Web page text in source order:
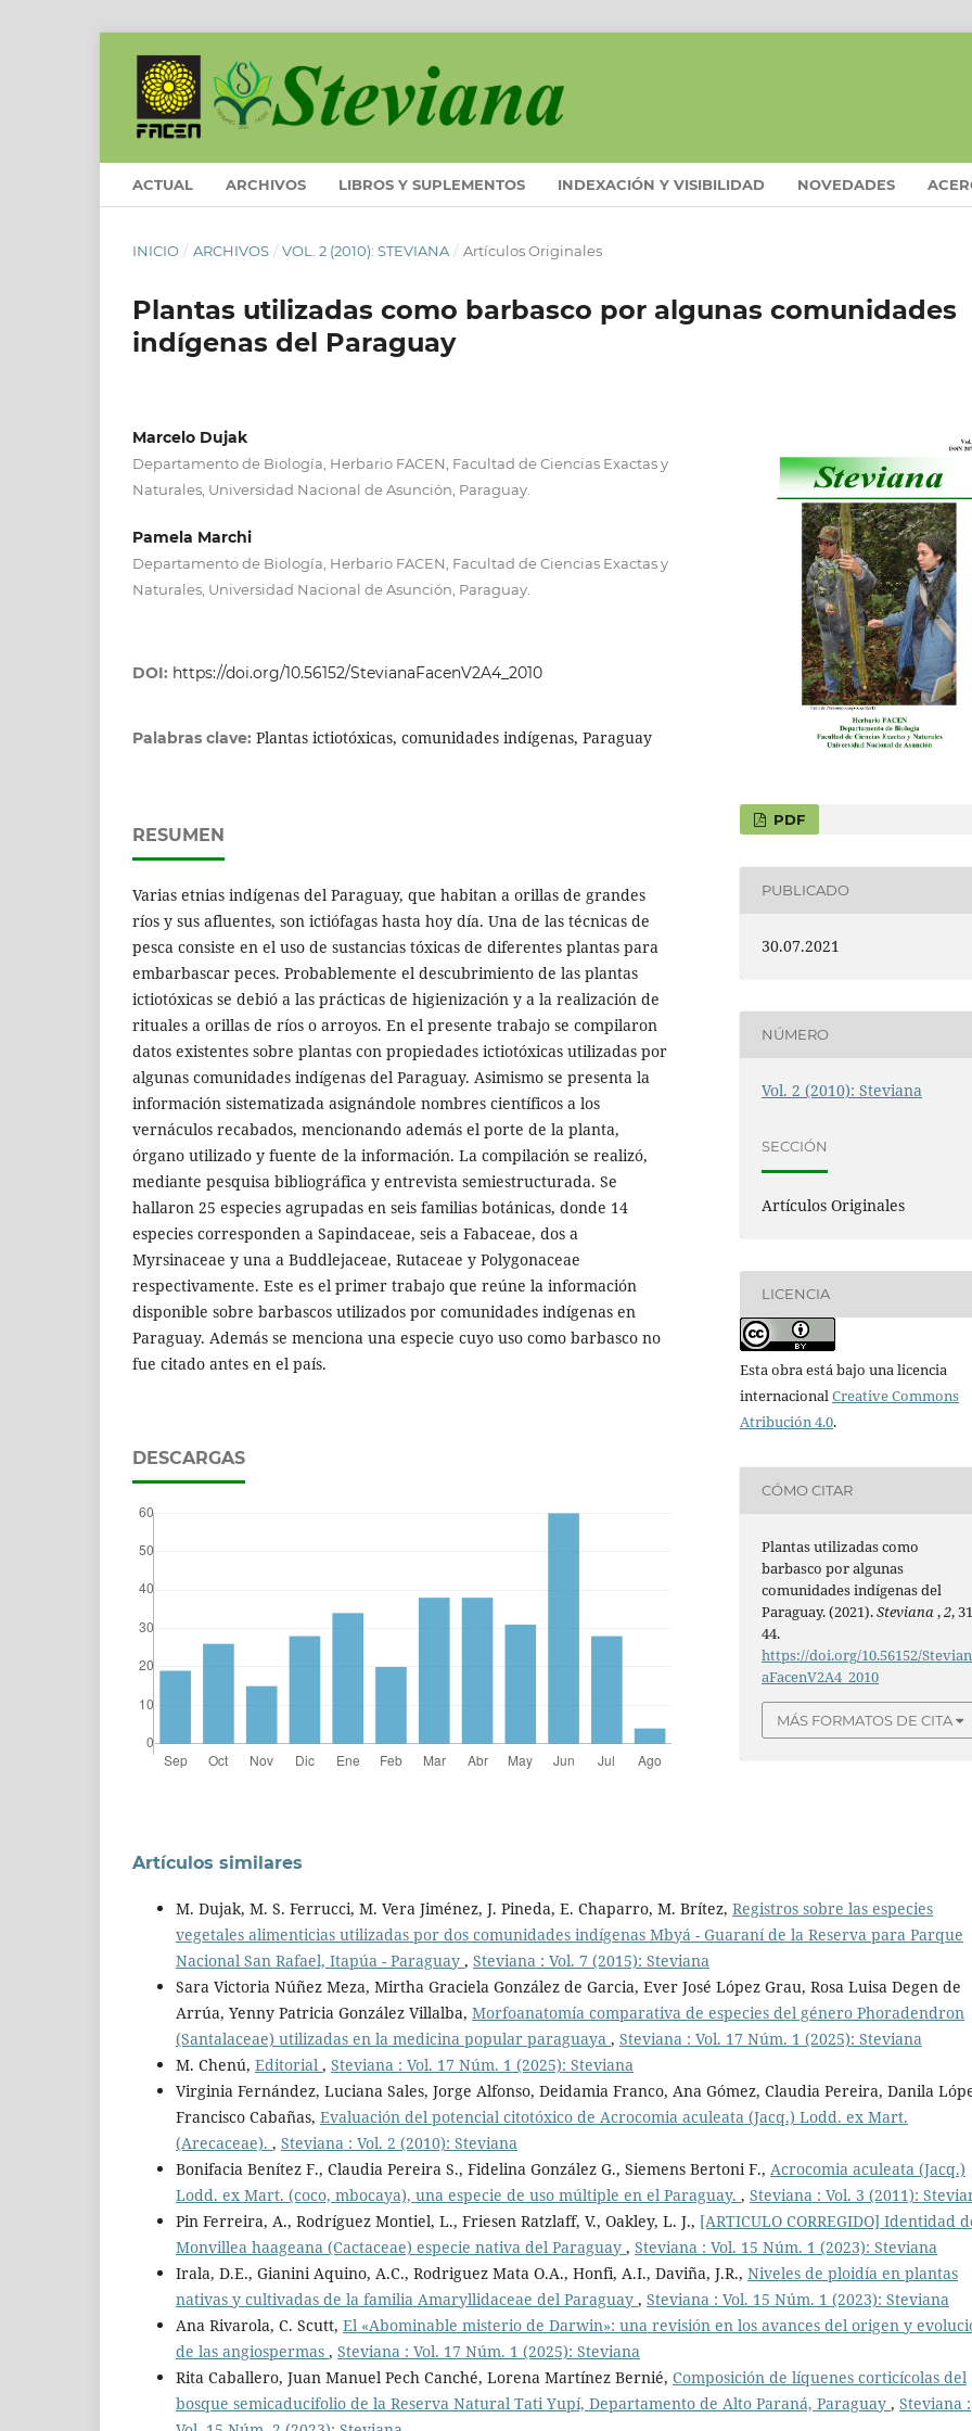
ACTUAL ARCHIVOS LIBROS Y SUPLEMENTOS INDEXACIÓN Y VISIBILIDAD NOVEDADES
INICIO / ARCHIVOS / VOL. 2 (2010): STEVIANA / Artículos Originales
Plantas utilizadas como barbasco por algunas comunidades
indígenas del Paraguay
Marcelo Dujak
Departamento de Biología, Herbario FACEN, Facultad de Ciencias Exactas y
Naturales, Universidad Nacional de Asunción, Paraguay.
Pamela Marchi
Departamento de Biología, Herbario FACEN, Facultad de Ciencias Exactas y
Naturales, Universidad Nacional de Asunción, Paraguay.
DOI: https://doi.org/10.56152/StevianaFacenV2A4_2010
Palabras clave: Plantas ictiotóxicas, comunidades indígenas, Paraguay
RESUMEN
Varias etnias indígenas del Paraguay, que habitan a orillas de grandes
ríos y sus afluentes, son ictiófagas hasta hoy día. Una de las técnicas de
pesca consiste en el uso de sustancias tóxicas de diferentes plantas para
embarbascar peces. Probablemente el descubrimiento de las plantas
ictiotóxicas se debió a las prácticas de higienización y a la realización de
rituales a orillas de ríos o arroyos. En el presente trabajo se compilaron
datos existentes sobre plantas con propiedades ictiotóxicas utilizadas por
algunas comunidades indígenas del Paraguay. Asimismo se presenta la
información sistematizada asignándole nombres científicos a los
vernáculos recabados, mencionando además el porte de la planta,
órgano utilizado y fuente de la información. La compilación se realizó,
mediante pesquisa bibliográfica y entrevista semiestructurada. Se
hallaron 25 especies agrupadas en seis familias botánicas, donde 14
especies corresponden a Sapindaceae, seis a Fabaceae, dos a
Myrsinaceae y una a Buddlejaceae, Rutaceae y Polygonaceae
respectivamente. Este es el primer trabajo que reúne la información
disponible sobre barbascos utilizados por comunidades indígenas en
Paraguay. Además se menciona una especie cuyo uso como barbasco no
fue citado antes en el país.
DESCARGAS
PDF
PUBLICADO
30.07.2021
NÚMERO
Vol. 2 (2010): Steviana
SECCIÓN
Artículos Originales
LICENCIA
Esta obra está bajo una licencia
internacionalCreative Commons
Atribución 4.0.
CÓMO CITAR
Plantas utilizadas como
barbasco por algunas
comunidades indígenas del
Paraguay. (2021).Steviana,2,
44.
https://doi.org/10.56152/Stevian
aFacenV2A4_2010
MÁS FORMATOS DE CITA
Artículos similares
M. Dujak, M. S. Ferrucci, M. Vera Jiménez, J. Pineda, E. Chaparro, M. Brítez, Registros sobre las especies
vegetales alimenticias utilizadas por dos comunidades indígenas Mbyá - Guaraní de la Reserva para Parque
Nacional San Rafael, Itapúa - Paraguay , Steviana : Vol. 7 (2015): Steviana
Sara Victoria Núñez Meza, Mirtha Graciela González de Garcia, Ever José López Grau, Rosa Luisa Degen de
Arrúa, Yenny Patricia González Villalba, Morfoanatomía comparativa de especies del género Phoradendron
(Santalaceae) utilizadas en la medicina popular paraguaya , Steviana : Vol. 17 Núm. 1 (2025): Steviana
M. Chenú, Editorial , Steviana : Vol. 17 Núm. 1 (2025): Steviana
Virginia Fernández, Luciana Sales, Jorge Alfonso, Deidamia Franco, Ana Gómez, Claudia Pereira, Danila
Francisco Cabañas, Evaluación del potencial citotóxico de Acrocomia aculeata (Jacq.) Lodd. ex Mart.
(Arecaceae). , Steviana : Vol. 2 (2010): Steviana
Bonifacia Benítez F., Claudia Pereira S., Fidelina González G., Siemens Bertoni F., Acrocomia aculeata (Jacq.)
Lodd. ex Mart. (coco, mbocaya), una especie de uso múltiple en el Paraguay. , Steviana : Vol. 3 (2011):
Pin Ferreira, A., Rodríguez Montiel, L., Friesen Ratzlaff, V., Oakley, L. J., [ARTICULO CORREGIDO] Identidad
Monvillea haageana (Cactaceae) especie nativa del Paraguay , Steviana : Vol. 15 Núm. 1 (2023): Steviana
Irala, D.E., Gianini Aquino, A.C., Rodriguez Mata O.A., Honfi, A.I., Daviña, J.R., Niveles de ploidía en plantas
nativas y cultivadas de la familia Amaryllidaceae del Paraguay , Steviana : Vol. 15 Núm. 1 (2023): Steviana
Ana Rivarola, C. Scutt, El «Abominable misterio de Darwin»: una revisión en los avances del origen y
de las angiospermas , Steviana : Vol. 17 Núm. 1 (2025): Steviana
Rita Caballero, Juan Manuel Pech Canché, Lorena Martínez Bernié, Composición de líquenes corticícolas del
bosque semicaducifolio de la Reserva Natural Tati Yupí, Departamento de Alto Paraná, Paraguay , Steviana :